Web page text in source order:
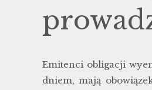
Emitenci obligacji
dniem, mają